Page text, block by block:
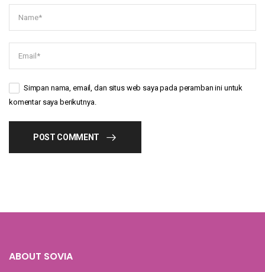
Simpan nama, email, dan situs web saya pada peramban ini untuk
komentar saya berikutnya.
POST COMMENT
ABOUT SOVIA